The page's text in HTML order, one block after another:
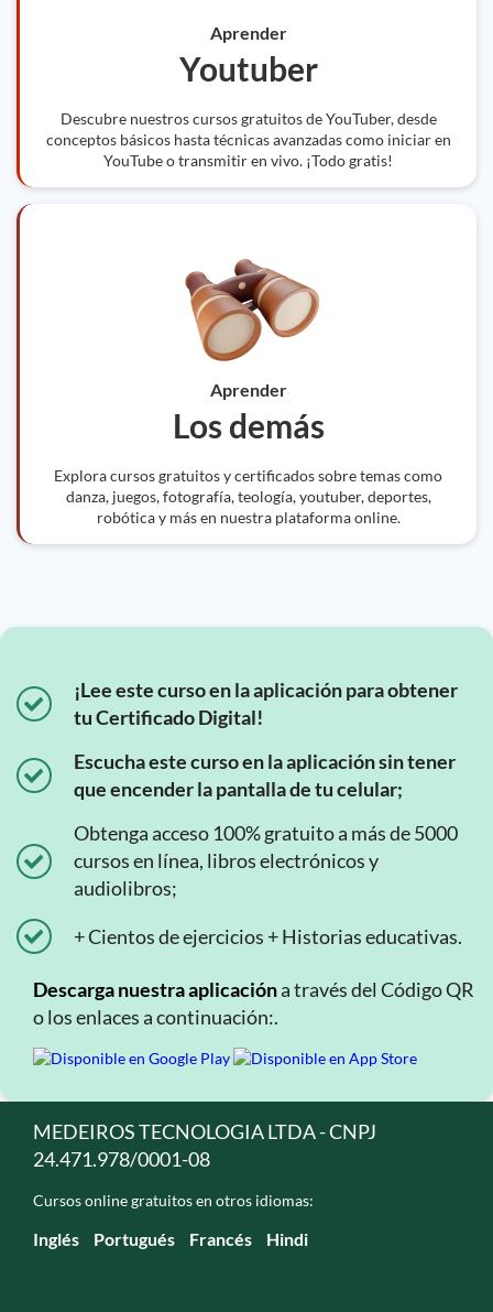
Aprender
Youtuber
Descubre nuestros cursos gratuitos de YouTuber, desde
conceptos básicos hasta técnicas avanzadas como iniciar en
YouTube o transmitir en vivo. ¡Todo gratis!
Aprender
Los demás
Explora cursos gratuitos y certificados sobre temas como
danza, juegos, fotografía, teología, youtuber, deportes,
robótica y más en nuestra plataforma online.
¡Lee este curso en la aplicación para obtener
tu Certificado Digital!
Escucha este curso en la aplicación sin tener
que encender la pantalla de tu celular;
Obtenga acceso 100% gratuito a más de 5000
cursos en línea, libros electrónicos y
audiolibros;
+ Cientos de ejercicios + Historias educativas.
Descarga nuestra aplicacióna través del Código QR
o los enlaces a continuación:.
MEDEIROS TECNOLOGIA LTDA - CNPJ
24.471.978/0001-08
Cursos online gratuitos en otros idiomas:
Inglés Portugués Francés Hindi